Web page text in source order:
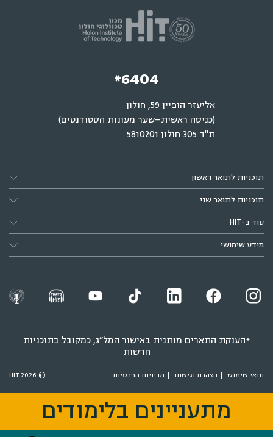
*6404
אליעזר הופיין 59, חולון
(כניסה ראשית–שער מעונות הסטודנטים)
ת"ד 305 חולון 5810201
תוכניות לתואר ראשון
תוכניות לתואר שני
עוד ב-HIT
מידע שימושי
*הענקת התארים מותנית באישור המל״ג, כמקובל בתוכניות
חדשות
תנאי שימוש הצהרת נגישות מדיניות הפרטיות © 2026 HIT
מתעניינים בלימודים
מתעניינים בלימודים